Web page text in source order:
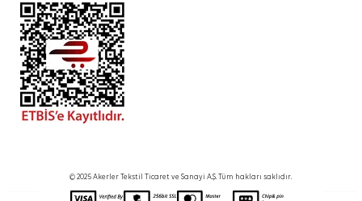
© 2025 Akerler Tekstil Ticaret ve Sanayi A.Ş. Tüm hakları saklıdır.